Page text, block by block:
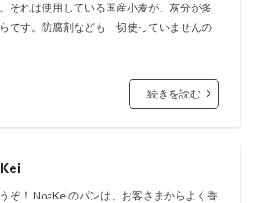
それは使用している国産小麦が、灰分が多
です。防腐剤なども一切使っていませんの
続きを読む
ぞ！ NoaKeiのパンは、お客さまからよく香